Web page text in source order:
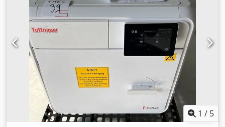
してチェックされていません電源100W、入力100-240 V、50-
60 Hz状態：電源は正常ですがチェックされていません。スキ
ャナーは新しく、使用されたことはありません。価格1.300ユ
ーロ+ VAT、FCA：オラデア/ルーマニアIrrtum、Anderungen
und Zwischenverkauf vorbehalten /エラー、変更、事前販売
可能/ Nekes dreptul la greseli、
modificrivivânzareprealabila。私たちは英語を話します。 /私
たちはドイツ語を話します。/私たちはハンガリー語を話しま
す。 /Nousparlonsfrançais/ Vorbim romana Dodpfxjhalgdj
Af Hjck
1 / 5